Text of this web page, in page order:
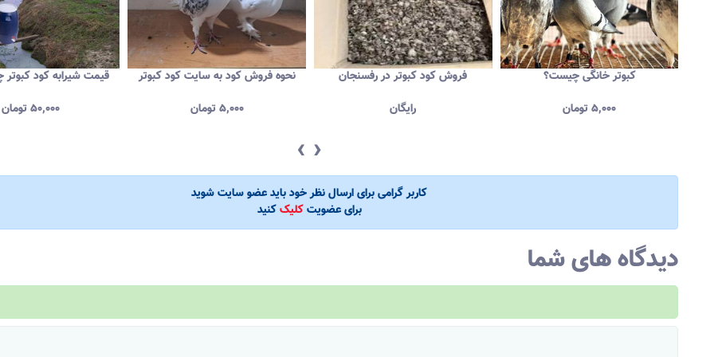
قیمت شیرابه کود
۵۰,۰۰۰تومان
نحوه فروش کود به سایت کود کبوتر
۵,۰۰۰ تومان
فروش کود کبوتر در رفسنجان
رایگان
کبوتر خانگی چیست؟
۵,۰۰۰تومان
‹ ›
کاربر گرامی برای ارسال نظر خود باید عضو سایت شوید
برای عضویتکلیککنید
دیدگاه های شما